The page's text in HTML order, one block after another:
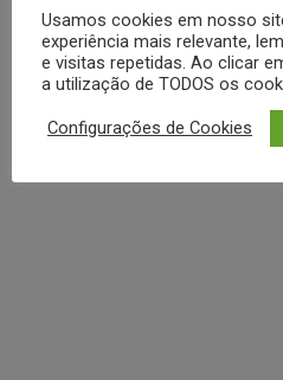
das 8h às 17h
REDES SOCIAIS
Usamos cookies em nosso
experiência mais relevante,
e visitas repetidas. Ao clicar
a utilização de TODOS os
Configurações de Cookies